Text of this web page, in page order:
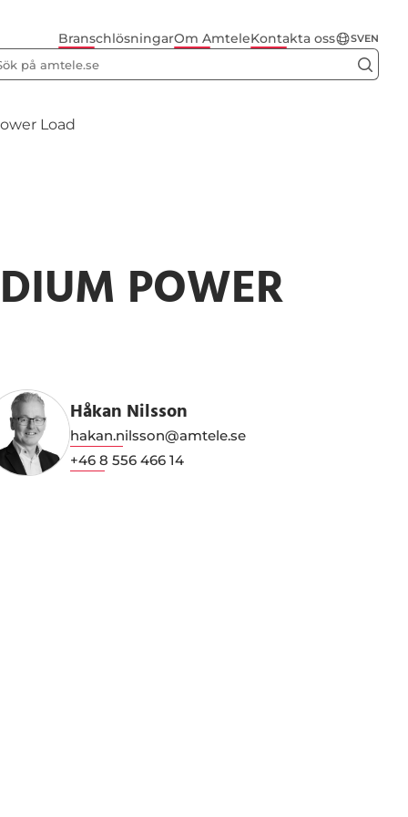
BranschlösningarOm AmteleKontakta oss SVEN
Load
POWER
Håkan Nilsson
hakan.nilsson@amtele.se
+46 8 556 466 14